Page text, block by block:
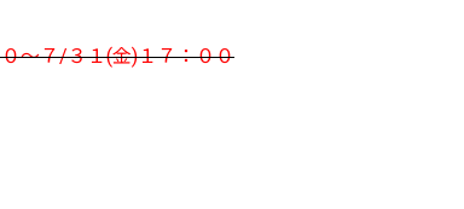
～７/３１(金)１７：００